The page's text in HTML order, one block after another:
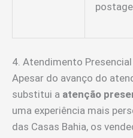
4. Atendimento
Apesar do avanço do
substitui a atenção
uma experiência mais
das Casas Bahia, os